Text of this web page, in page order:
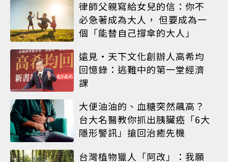
律師父親寫給女兒的信：你不
必急著成為大人， 但要成為一
個「能替自己撐傘的大人」
遠見‧天下文化創辦人高希均
回憶錄：逃難中的第一堂經濟
課
大便油油的、血糖突然飆高？
台大名醫教你抓出胰臟癌「6大
隱形警訊」搶回治癒先機
台灣植物獵人「阿改」：我願